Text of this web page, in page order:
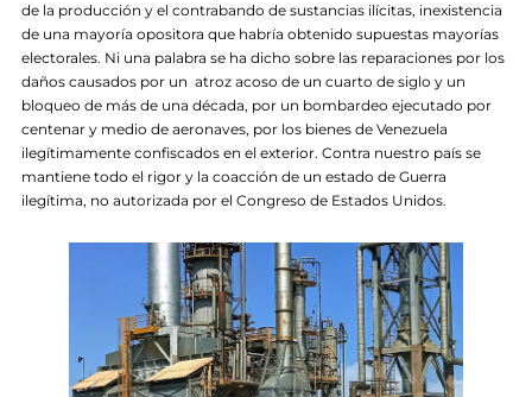
de la producción y el contrabando de sustancias ilícitas, inexistencia
de una mayoría opositora que habría obtenido supuestas mayorías
electorales. Ni una palabra se ha dicho sobre las reparaciones por los
daños causados por un atroz acoso de un cuarto de siglo y un
bloqueo de más de una década, por un bombardeo ejecutado por
centenar y medio de aeronaves, por los bienes de Venezuela
ilegítimamente confiscados en el exterior. Contra nuestro país se
mantiene todo el rigor y la coacción de un estado de Guerra
ilegítima, no autorizada por el Congreso de Estados Unidos.